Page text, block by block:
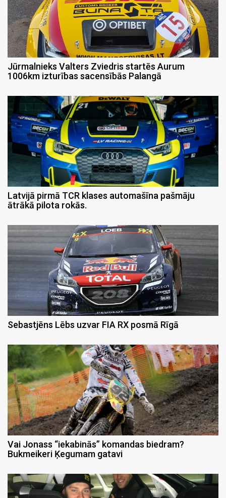
Jūrmalnieks Valters Zviedris startēs Aurum
1006km izturības sacensībās Palangā
Latvijā pirmā TCR klases automašīna pašmāju
ātrākā pilota rokās.
Sebastjēns Lēbs uzvar FIA RX posmā Rīgā
Vai Jonass “iekabinās” komandas biedram?
Bukmeikeri Ķegumam gatavi